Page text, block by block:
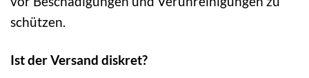
schützen.
Ist der Versand diskret?